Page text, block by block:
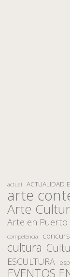
actual ACTUALIDAD
arte
Arte
Arte en Puerto
competencia
cultura
ESCULTURA
EVENTOS